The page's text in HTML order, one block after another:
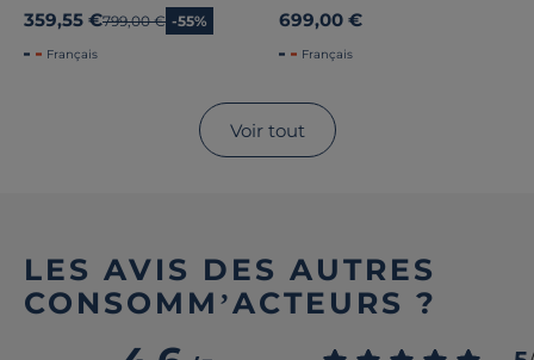
359,55 €Ancien prix
799,00 € -55%
Français
Claire
699,00 €
Français
Voir tout
LES AVIS DES AUTRES
CONSOMM’ACTEURS ?